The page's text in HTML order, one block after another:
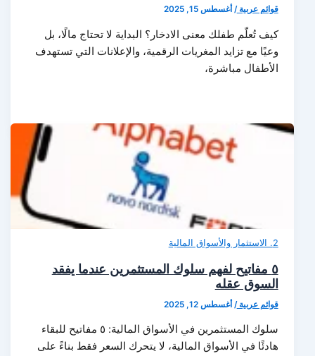
قوائم عربية/أغسطس 15, 2025
كيف تُعلّم طفلك معنى الادخار؟ البداية لا تحتاج مالًا، بل
وعيًا مع تزايد المغريات الرقمية، والإعلانات التي تستهدف
الأطفال مباشرة،
2. الاستثمار والأسواق المالية
٥ مفاتيح لفهم سلوك المستثمرين عندما يفقد
السوق عقله
قوائم عربية/أغسطس 12, 2025
سلوك المستثمرين في الأسواق المالية: ٥ مفاتيح للبقاء
هادئًا في الأسواق المالية، لا يتحرك السعر فقط بناءً على